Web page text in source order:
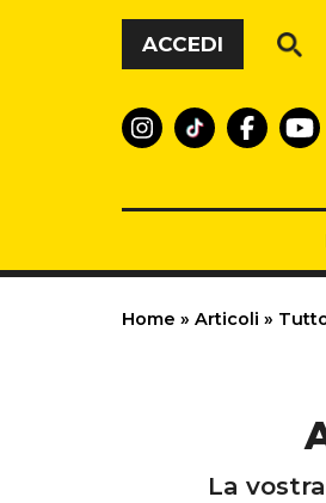
Vai al contenuto
ACCEDI
Home » Articoli »
La